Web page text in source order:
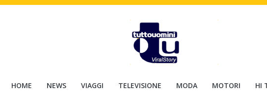
HOME NEWS VIAGGI TELEVISIONE MODA MOTORI HI